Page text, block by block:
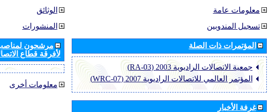
الوثائق
المنشورات
مرشحون لمناصب
لأفرقة قطاع
معلومات أخرى
معلومات عامة
تسجيل المندوبين
المؤتمرات ذات الصلة
جمعية الاتصالات الراديوية 2003 (RA-03)
المؤتمر العالمي للاتصالات الراديوية 2007 (WRC-07)
غرفة الأخبار